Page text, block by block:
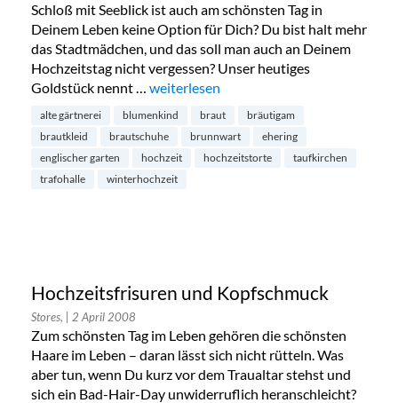
Schloß mit Seeblick ist auch am schönsten Tag in
Deinem Leben keine Option für Dich? Du bist halt mehr
das Stadtmädchen, und das soll man auch an Deinem
Hochzeitstag nicht vergessen? Unser heutiges
Goldstück nennt … „Feier-Alternativen zum Schloß mit
weiterlesen
alte gärtnerei blumenkind braut
bräutigam
brautkleid
brautschuhe brunnwart
ehering
englischer garten
hochzeit hochzeitstorte
taufkirchen
trafohalle
winterhochzeit
Hochzeitsfrisuren und Kopfschmuck
Stores, | 2 April 2008
Zum schönsten Tag im Leben gehören die schönsten
Haare im Leben – daran lässt sich nicht rütteln. Was
aber tun, wenn Du kurz vor dem Traualtar stehst und
sich ein Bad-Hair-Day unwiderruflich heranschleicht?